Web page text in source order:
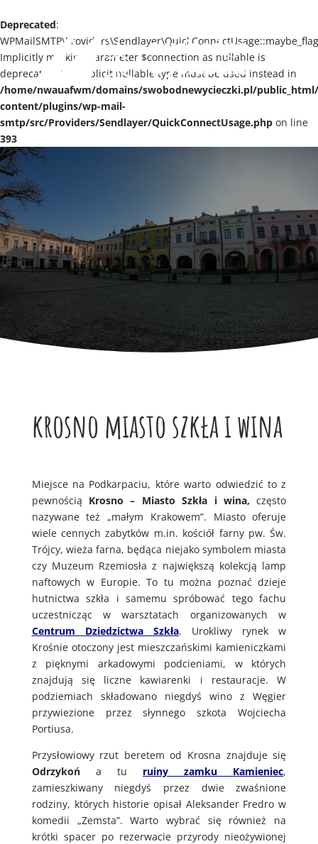
Deprecated:
Implicitly marking parameter $connection as nullable is
deprecated, the explicit nullable type must be used instead in
/home/nwauafwm/domains/swobodnewycieczki.pl/
content/plugins/wp-mail-
smtp/src/Providers/Sendlayer/QuickConnectUsage.php on line
393
krosno miasto szkła i wina
Miejsce na Podkarpaciu, które warto odwiedzić to z
pewnością Krosno – Miasto Szkła i wina, często
nazywane też „małym Krakowem”. Miasto oferuje
wiele cennych zabytków m.in. kościół farny pw. Św.
Trójcy, wieża farna, będąca niejako symbolem miasta
czy Muzeum Rzemiosła z największą kolekcją lamp
naftowych w Europie. To tu można poznać dzieje
hutnictwa szkła i samemu spróbować tego fachu
uczestnicząc w warsztatach organizowanych w
Centrum Dziedzictwa Szkła. Urokliwy rynek w
Krośnie otoczony jest mieszczańskimi kamieniczkami
z pięknymi arkadowymi podcieniami, w których
znajdują się liczne kawiarenki i restauracje. W
podziemiach składowano niegdyś wino z Węgier
przywiezione przez słynnego szkota Wojciecha
Portiusa.
Przysłowiowy rzut beretem od Krosna znajduje się
Odrzykońa tu ruiny zamku Kamieniec,
zamieszkiwany niegdyś przez dwie zwaśnione
rodziny, których historie opisał Aleksander Fredro w
komedii „Zemsta”. Warto wybrać się również na
krótki spacer po rezerwacie przyrody nieożywionej